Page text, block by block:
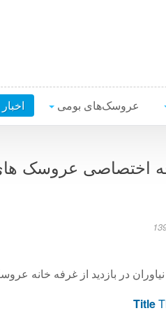
عروسک‌های بومی اخبار
اختصاصی عروسک
در بازدید از غرفه خانه
Title